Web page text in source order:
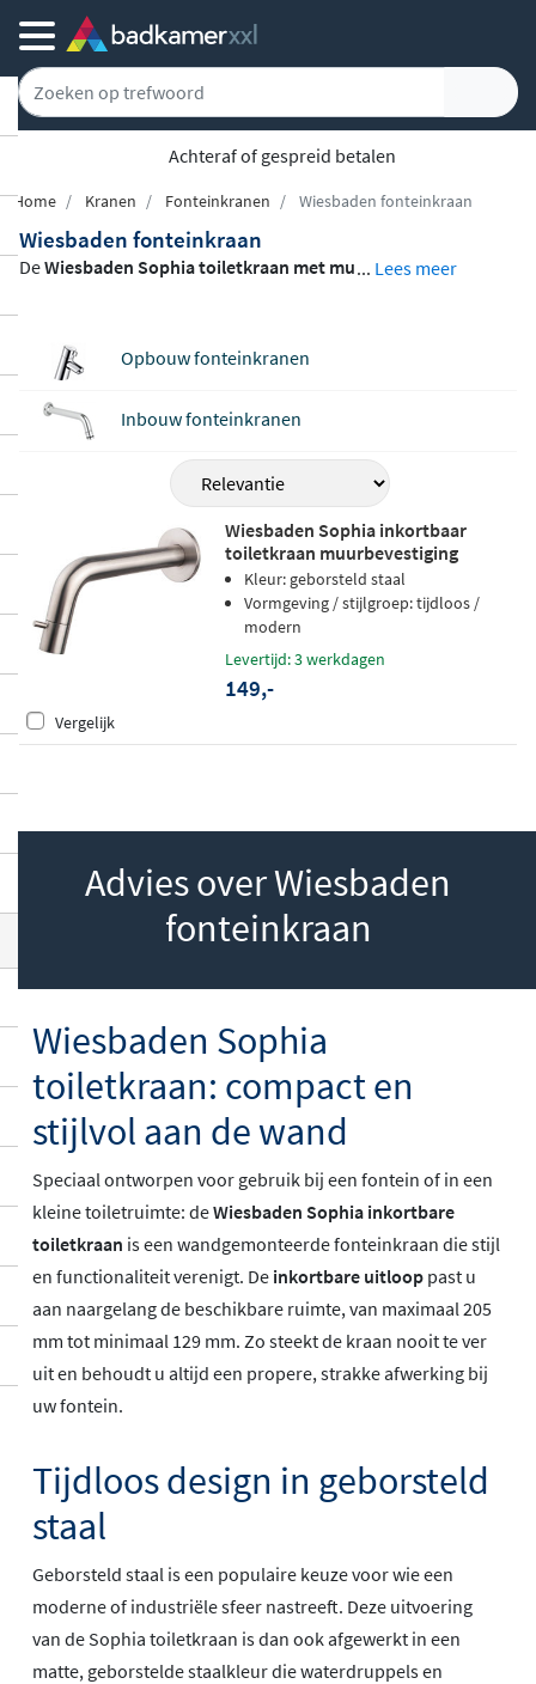
Achteraf of gespreid betalen
Home Kranen Fonteinkranen Wiesbaden fonteinkraan
Wiesbaden fonteinkraan
DeWiesbaden Sophia toiletkraan met mu
rgde uitstraling geeft. Deinkortbare uitlo
, aanpasbaar van 205 mm tot 129 mm, l
aat u de kraan perfect afstemmen op de b
eschikbare ruimte. Afgewerkt in geborstel
d staal past deze kraan moeiteloos in een
modern of eigentijds interieur. Vervaardig
solide messingen geleverd inclusief
rozet voor een nette wandmontage. Gesc
hikt voor koud water en aan te sluiten via
een standaard 1/2 inch aansluiting.
... Lees meer
Opbouw fonteinkranen
Inbouw fonteinkranen
Wiesbaden Sophia inkortbaar
toiletkraan muurbevestiging
geborsteld staal
Kleur: geborsteld staal
Vormgeving / stijlgroep: tijdloos /
modern
Levertijd: 3 werkdagen
149,-
Vergelijk
Advies over Wiesbaden
fonteinkraan
Wiesbaden Sophia
toiletkraan: compact en
stijlvol aan de wand
Speciaal ontworpen voor gebruik bij een fontein of in een
kleine toiletruimte: deWiesbaden Sophia inkortbare
toiletkraan is een wandgemonteerde fonteinkraan die stijl
en functionaliteit verenigt. De inkortbare uitloop past u
aan naargelang de beschikbare ruimte, van maximaal 205
mm tot minimaal 129 mm. Zo steekt de kraan nooit te ver
uit en behoudt u altijd een propere, strakke afwerking bij
uw fontein.
Tijdloos design in geborsteld
staal
Geborsteld staal is een populaire keuze voor wie een
moderne of industriële sfeer nastreeft. Deze uitvoering
van de Sophia toiletkraan is dan ook afgewerkt in een
matte, geborstelde staalkleur die waterdruppels en